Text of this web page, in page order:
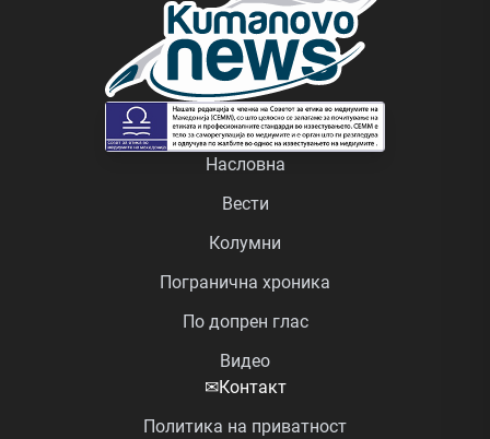
Насловна
Вести
Колумни
Погранична хроника
По допрен глас
Видео
✉Контакт
Политика на приватност